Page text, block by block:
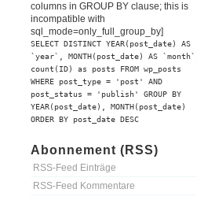
columns in GROUP BY clause; this is
incompatible with
sql_mode=only_full_group_by]
SELECT DISTINCT YEAR(post_date) AS
`year`, MONTH(post_date) AS `month`,
count(ID) as posts FROM wp_posts
WHERE post_type = 'post' AND
post_status = 'publish' GROUP BY
YEAR(post_date), MONTH(post_date)
ORDER BY post_date DESC
Abonnement (RSS)
RSS-Feed Einträge
RSS-Feed Kommentare